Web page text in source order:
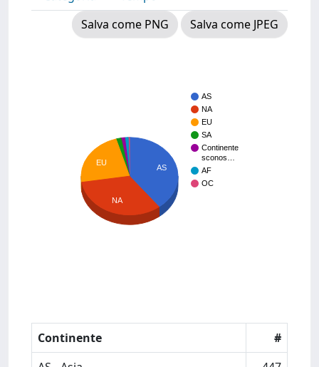
Salva come PNG
Salva come JPEG
AS
NA
EU
SA
Continente
sconos…
AF
OC
AS
EU
NA
Continente
#